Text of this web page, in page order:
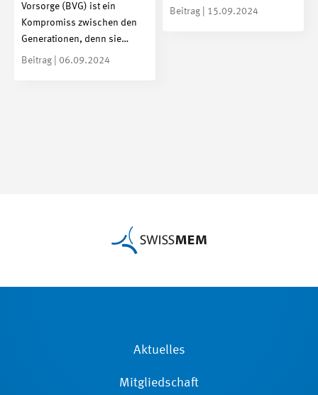
Beitrag | 15.09.2024
Vorsorge (BVG) ist ein
Kompromiss zwischen den
Generationen, denn sie…
Beitrag | 06.09.2024
Aktuelles
Mitgliedschaft